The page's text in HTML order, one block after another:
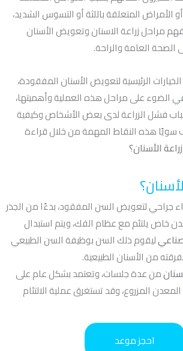
الأمراض المتعلقة باللثة أو التسوس الشديد،
مراحل زراعة الاسنان وتعويض الأسنان
العامة والراحة.
الرئيسية لتعويض الأسنان المفقودة،
الضوء على مراحل هذه العملية وأهميتها،
فشل الزراعة لدى بعض الأشخاص وكيفية
سويًا هذه النقاط المهمة من خلال قراءة
الأسنان؟
جراحي لتعويض السن المفقود، بدءًا من الجذر
خاص يلتئم مع عظام الفك، ويتم استبدال
ليقوم ذلك السن بوظيفة السن الطبيعي
من الأسنان الطبيعية.
من عدة جلسات، وتعتمد بشكل عام على
المزروع، وقد تستغرق عملية الالتئام
احجز موعد